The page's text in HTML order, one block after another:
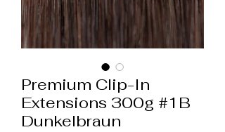
Premium Clip-In
Extensions 300g #1B
Dunkelbraun